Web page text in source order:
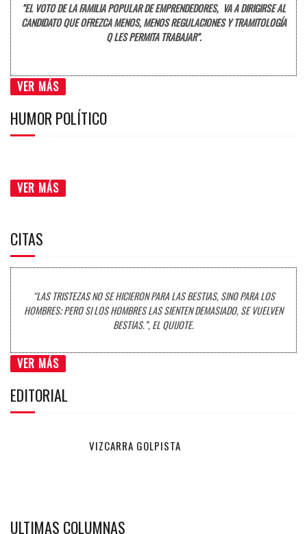
"EL VOTO DE LA FAMILIA POPULAR DE EMPRENDEDORES, VA A DIRIGIRSE AL
CANDIDATO QUE OFREZCA MENOS, MENOS REGULACIONES Y TRAMITOLOGÍA
Q LES PERMITA TRABAJAR".
VER MÁS
HUMOR POLÍTICO
VER MÁS
CITAS
“LAS TRISTEZAS NO SE HICIERON PARA LAS BESTIAS, SINO PARA LOS
HOMBRES; PERO SI LOS HOMBRES LAS SIENTEN DEMASIADO, SE VUELVEN
BESTIAS.”, EL QUIJOTE.
VER MÁS
EDITORIAL
VIZCARRA GOLPISTA
ULTIMAS COLUMNAS